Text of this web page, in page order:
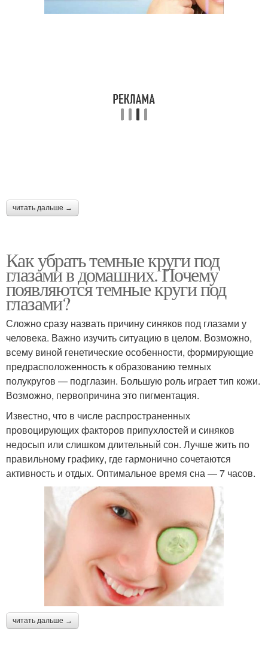
читать дальше →
Как убрать темные круги под
глазами в домашних. Почему
появляются темные круги под
глазами?
Сложно сразу назвать причину синяков под глазами у
человека. Важно изучить ситуацию в целом. Возможно,
всему виной генетические особенности, формирующие
предрасположенность к образованию темных
полукругов — подглазин. Большую роль играет тип кожи.
Возможно, первопричина это пигментация.
Известно, что в числе распространенных
провоцирующих факторов припухлостей и синяков
недосып или слишком длительный сон. Лучше жить по
правильному графику, где гармонично сочетаются
активность и отдых. Оптимальное время сна — 7 часов.
читать дальше →